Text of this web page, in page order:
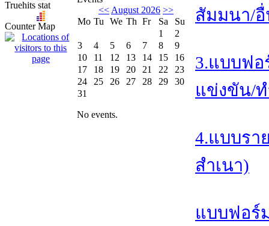
Truehits stat
Counter Map
<< August 2026 >>
Mo Tu We Th Fr Sa
Su
1
2
3
4 5 6 7 8
9
10
11 12 13 14 15
16
17
18 19 20 21 22
23
24
25 26 27 28 29
30
31
No events.
สัมมนา/
3.แบบฟอ
แข่งขัน/
4.แบบรา
สำเนา)
แบบฟอร์